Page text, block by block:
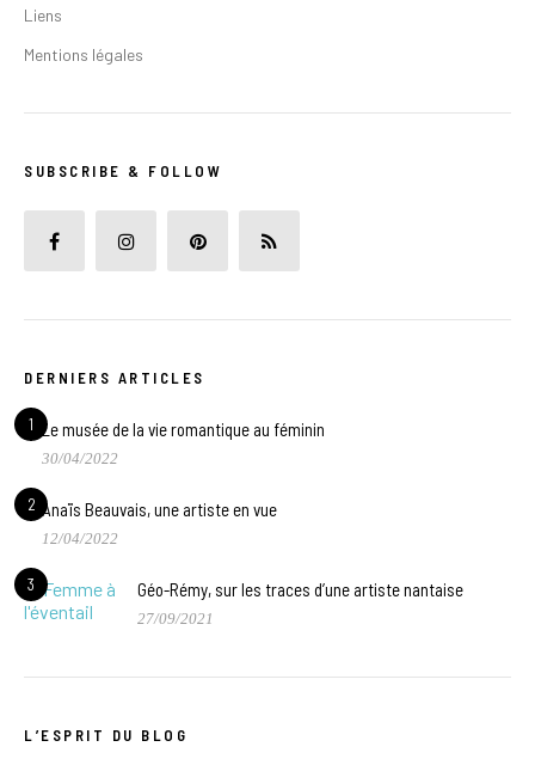
Liens
Mentions légales
SUBSCRIBE & FOLLOW
DERNIERS ARTICLES
1 Le musée de la vie romantique au féminin
30/04/2022
2 Anaïs Beauvais, une artiste en vue
12/04/2022
3 Géo-Rémy, sur les traces d’une artiste nantaise
27/09/2021
L’ESPRIT DU BLOG